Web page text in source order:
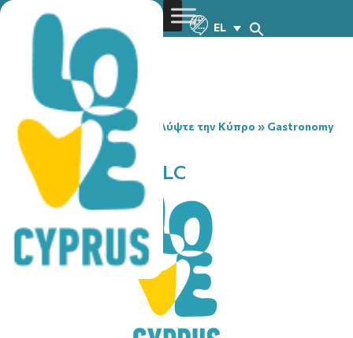
EL
You are here:Home» Ανακαλύψτε την Κύπρο » Gastronomy
» SYNOFLAME GRILLC
SYNOFLAME GRILLC